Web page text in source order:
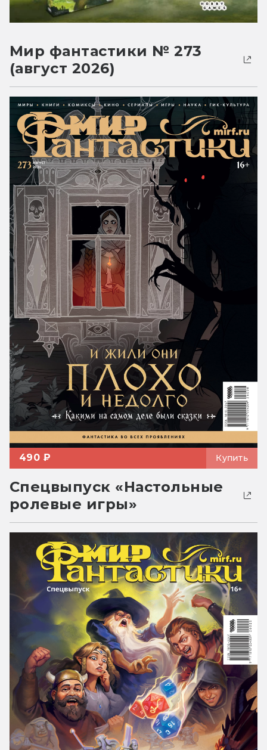
Мир фантастики № 273
(август 2026)
490 ₽ Купить
Спецвыпуск «Настольные
ролевые игры»